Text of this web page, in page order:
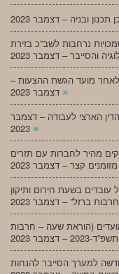
נרחבות לשב”כ בזירת
לאחר מועד הגשת ההצעות –
»
הארצי לעבודה – דצמבר
»
מהיר לחברות עם תזרים
מס’ 5 לחוק הגנה על עובדים בשעת חירום ותיקון
(הוראת שעה – חרבות
חדשה למערך הסייבר להנחות